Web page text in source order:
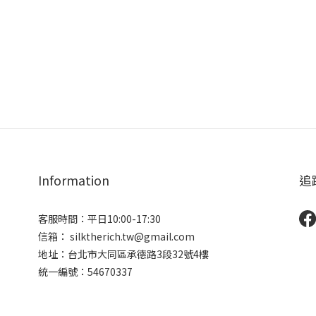
Information
客服時間：平日10:00-17:30
信箱： silktherich.tw@gmail.com
地址：台北市大同區承德路3段32號4樓
統一編號：54670337
追